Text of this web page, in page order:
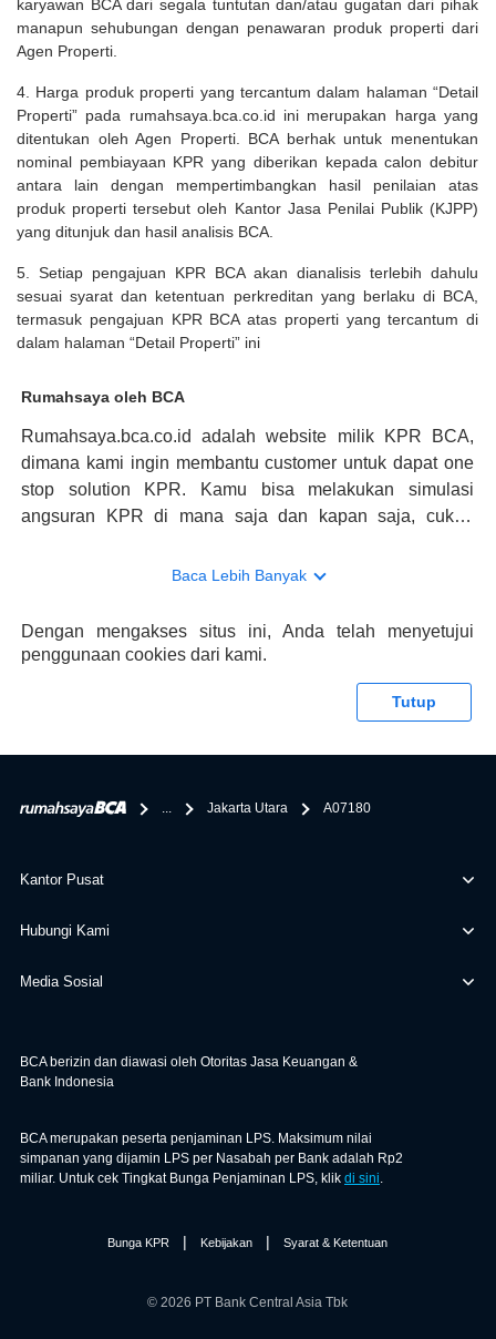
karyawan BCA dari segala tuntutan dan/atau gugatan dari pihak
manapun sehubungan dengan penawaran produk properti dari
Agen Properti.
4. Harga produk properti yang tercantum dalam halaman “Detail
Properti” pada rumahsaya.bca.co.id ini merupakan harga yang
ditentukan oleh Agen Properti. BCA berhak untuk menentukan
nominal pembiayaan KPR yang diberikan kepada calon debitur
antara lain dengan mempertimbangkan hasil penilaian atas
produk properti tersebut oleh Kantor Jasa Penilai Publik (KJPP)
yang ditunjuk dan hasil analisis BCA.
5. Setiap pengajuan KPR BCA akan dianalisis terlebih dahulu
sesuai syarat dan ketentuan perkreditan yang berlaku di BCA,
termasuk pengajuan KPR BCA atas properti yang tercantum di
dalam halaman “Detail Properti” ini
Rumahsaya oleh BCA
Rumahsaya.bca.co.id adalah website milik KPR BCA,
dimana kami ingin membantu customer untuk dapat one
stop solution KPR. Kamu bisa melakukan simulasi
angsuran KPR di mana saja dan kapan saja, cukup
konsultasi mengenai KPR, maka ada layanan live chat
memberikan keuntungan yang berlipat, persyaratan
pengajuan KPR BCA juga sangat mudah, kamu bisa cek
tentang properti disini BCA hanya sebagai pihak
bertanggung jawab terhadap informasi yang rekanan
Baca Lebih Banyak
Dengan mengakses situs ini, Anda telah menyetujui
penggunaan cookies dari kami.
Tutup
... Jakarta Utara A07180
Kantor Pusat
Hubungi Kami
Media Sosial
BCA berizin dan diawasi oleh Otoritas Jasa Keuangan &
Bank Indonesia
BCA merupakan peserta penjaminan LPS. Maksimum nilai
simpanan yang dijamin LPS per Nasabah per Bank adalah Rp2
miliar. Untuk cek Tingkat Bunga Penjaminan LPS, klik di sini.
Bunga KPR | Kebijakan | Syarat & Ketentuan
© 2026 PT Bank Central Asia Tbk